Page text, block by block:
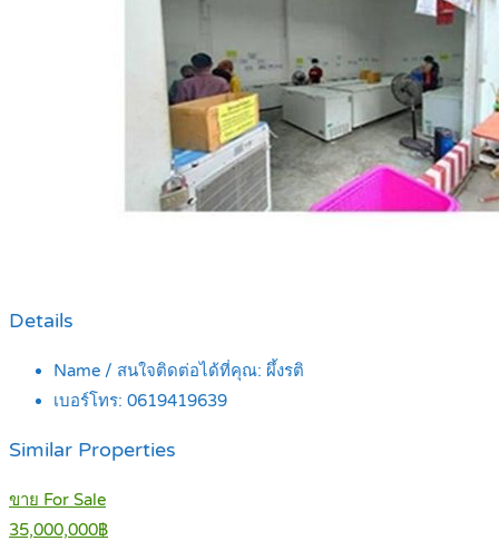
Details
Name / สนใจติดต่อได้ที่คุณ: ผึ้งรติ
เบอร์โทร: 0619419639
Similar Properties
ขาย For Sale
35,000,000฿